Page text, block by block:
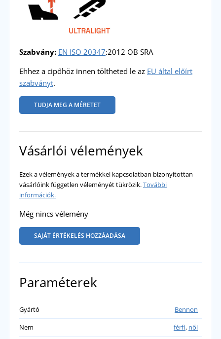
Szabvány: EN ISO 20347:2012 OB SRA
Ehhez a cipőhöz innen töltheted le az EU által előírt
szabványt.
TUDJA MEG A MÉRETET
Vásárlói vélemények
Ezek a vélemények a termékkel kapcsolatban bizonyítottan
vásárlóink független véleményét tükrözik.További
információk.
Még nincs vélemény
SAJÁT ÉRTÉKELÉS HOZZÁADÁSA
Paraméterek
Gyártó
Bennon
Nem
férfi, női